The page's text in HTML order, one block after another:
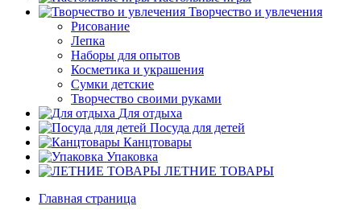
Творчество и увлечения
Рисование
Лепка
Наборы для опытов
Косметика и украшения
Сумки детские
Творчество своими руками
Для отдыха
Посуда для детей
Канцтовары
Упаковка
ЛЕТНИЕ ТОВАРЫ
Главная страница